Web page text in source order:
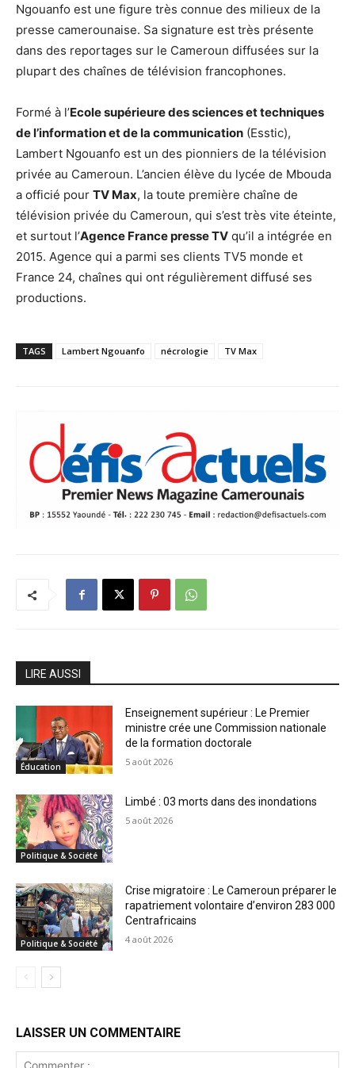
Ngouanfo est une figure très connue des milieux de la
presse camerounaise. Sa signature est très présente
dans des reportages sur le Cameroun diffusées sur la
plupart des chaînes de télévision francophones.
Formé à l’Ecole supérieure des sciences et techniques
de l’information et de la communication (Esstic),
Lambert Ngouanfo est un des pionniers de la télévision
privée au Cameroun. L’ancien élève du lycée de Mbouda
a officié pour TV Max, la toute première chaîne de
télévision privée du Cameroun, qui s’est très vite éteinte,
et surtout l’Agence France presse TV qu’il a intégrée en
2015. Agence qui a parmi ses clients TV5 monde et
France 24, chaînes qui ont régulièrement diffusé ses
productions.
TAGS Lambert Ngouanfo nécrologie TV Max
LIRE AUSSI
Éducation
Enseignement supérieur : Le Premier
ministre crée une Commission nationale
de la formation doctorale
5 août 2026
Politique & Société
Limbé : 03 morts dans des inondations
5 août 2026
Politique & Société
Crise migratoire : Le Cameroun préparer le
rapatriement volontaire d’environ 283 000
Centrafricains
4 août 2026
LAISSER UN COMMENTAIRE